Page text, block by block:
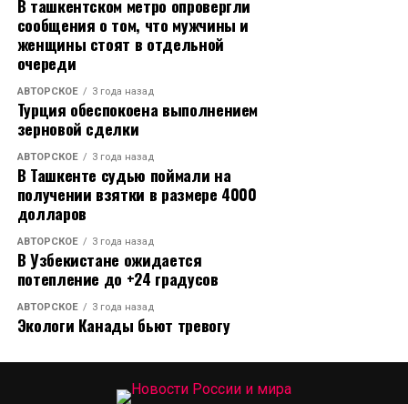
В ташкентском метро опровергли
сообщения о том, что мужчины и
женщины стоят в отдельной
очереди
АВТОРСКОЕ 3 года назад
Турция обеспокоена выполнением
зерновой сделки
АВТОРСКОЕ 3 года назад
В Ташкенте судью поймали на
получении взятки в размере 4000
долларов
АВТОРСКОЕ 3 года назад
В Узбекистане ожидается
потепление до +24 градусов
АВТОРСКОЕ 3 года назад
Экологи Канады бьют тревогу